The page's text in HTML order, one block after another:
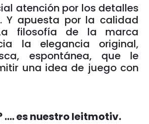
atención por los detalles
Y apuesta por la calidad
filosofía de la marca
la elegancia original,
espontánea, que le
una idea de juego con
…. es nuestro leitmotiv.